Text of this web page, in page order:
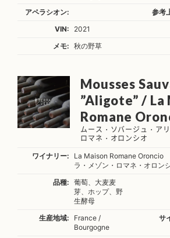
アペラシオン: 参考
VIN:
2021
メモ:
秋の野草
Mousses
”Aligote” / La
Romane
ムース・ソバージュ・ア
ロマネ・オロンシオ
ワイナリー:
La Maison Romane Oroncio
ラ・メゾン・ロマネ・オロン
品種:
葡萄、大麦麦
芽、ホップ、野
生酵母
生産地域:
France /
Bourgogne
サ